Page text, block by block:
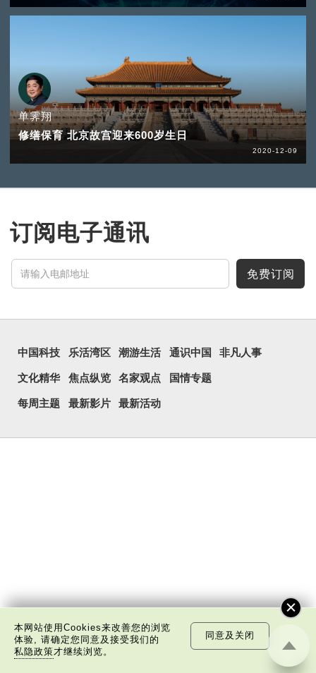
单霁翔
修缮保育 北京故宫迎来600岁生日
2020-12-09
订阅电子通讯
免费订阅
中国科技 乐活湾区 潮游生活 通识中国 非凡人事
文化精华 焦点纵览 名家观点 国情专题
每周主题 最新影片 最新活动
本网站使用Cookies来改善您的浏览
体验, 请确定您同意及接受我们的
私隐政策才继续浏览。
同意及关闭